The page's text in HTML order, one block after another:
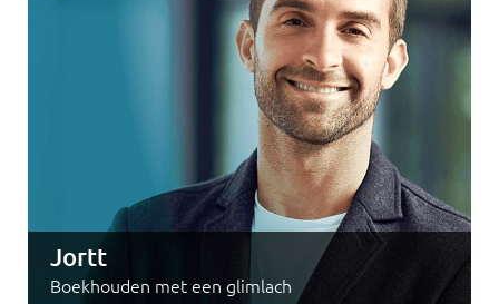
Jortt
Boekhouden met een glimlach